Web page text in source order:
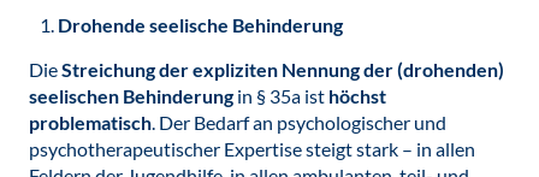
Drohende seelische Behinderung
DieStreichung der expliziten Nennung der (drohenden)
seelischen Behinderungin § 35a ist höchst
problematisch. Der Bedarf an psychologischer und
psychotherapeutischer Expertise steigt stark – in allen